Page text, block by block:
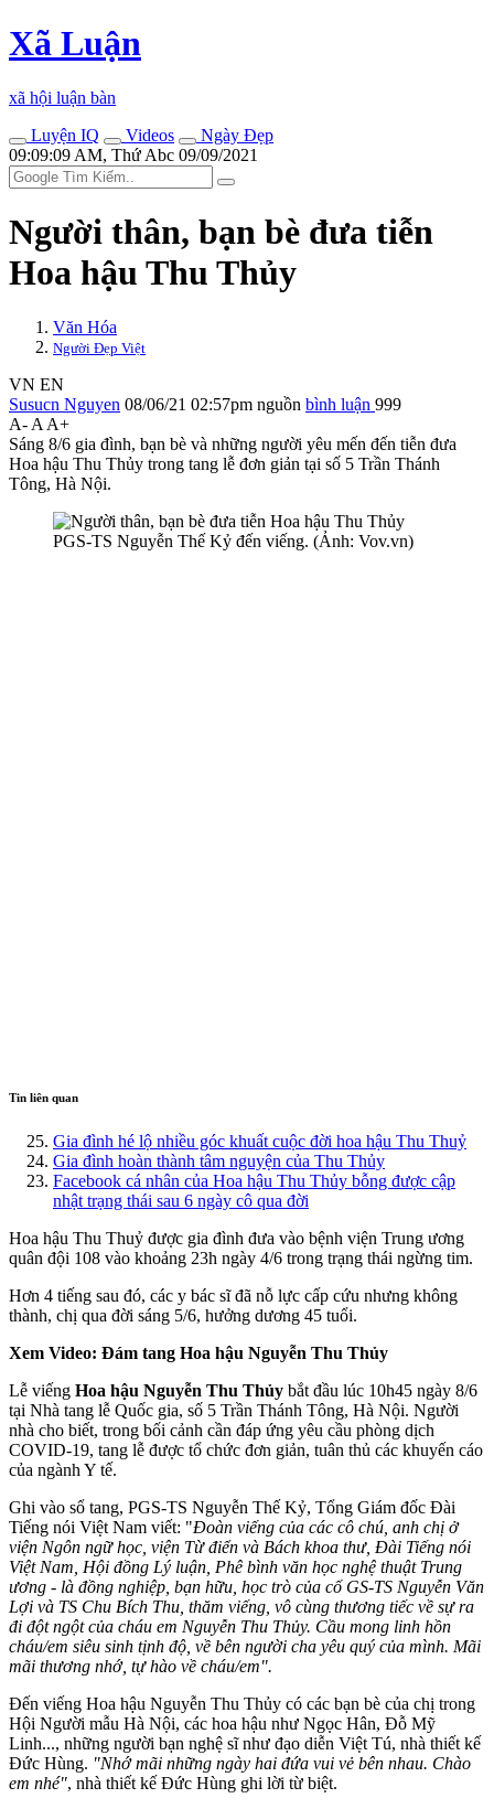
Xã Luận
xã hội luận bàn
Luyện IQ
Videos
Ngày Đẹp
09:09:09 AM, Thứ Abc 09/09/2021
Người thân, bạn bè đưa tiễn
Hoa hậu Thu Thủy
Văn Hóa
Người Đẹp Việt
VN EN
Susucn Nguyen 08/06/21 02:57pm nguồn bình luận 999
A- A A+
Sáng 8/6 gia đình, bạn bè và những người yêu mến đến tiễn đưa
Hoa hậu Thu Thủy trong tang lễ đơn giản tại số 5 Trần Thánh
Tông, Hà Nội.
PGS-TS Nguyễn Thế Kỷ đến viếng. (Ảnh: Vov.vn)
Tin liên quan
Gia đình hé lộ nhiều góc khuất cuộc đời hoa hậu Thu Thuỷ
Gia đình hoàn thành tâm nguyện của Thu Thủy
Facebook cá nhân của Hoa hậu Thu Thủy bỗng được cập
nhật trạng thái sau 6 ngày cô qua đời
Hoa hậu Thu Thuỷ được gia đình đưa vào bệnh viện Trung ương
quân đội 108 vào khoảng 23h ngày 4/6 trong trạng thái ngừng tim.
Hơn 4 tiếng sau đó, các y bác sĩ đã nỗ lực cấp cứu nhưng không
thành, chị qua đời sáng 5/6, hưởng dương 45 tuổi.
Xem Video: Đám tang Hoa hậu Nguyễn Thu Thủy
Lễ viếng Hoa hậu Nguyễn Thu Thủy bắt đầu lúc 10h45 ngày 8/6
tại Nhà tang lễ Quốc gia, số 5 Trần Thánh Tông, Hà Nội. Người
nhà cho biết, trong bối cảnh cần đáp ứng yêu cầu phòng dịch
COVID-19, tang lễ được tổ chức đơn giản, tuân thủ các khuyến cáo
của ngành Y tế.
Ghi vào sổ tang, PGS-TS Nguyễn Thế Kỷ, Tổng Giám đốc Đài
Tiếng nói Việt Nam viết: "Đoàn viếng của các cô chú, anh chị ở
viện Ngôn ngữ học, viện Từ điển và Bách khoa thư, Đài Tiếng nói
Việt Nam, Hội đồng Lý luận, Phê bình văn học nghệ thuật Trung
ương - là đồng nghiệp, bạn hữu, học trò của cố GS-TS Nguyễn Văn
Lợi và TS Chu Bích Thu, thăm viếng, vô cùng thương tiếc về sự ra
đi đột ngột của cháu em Nguyễn Thu Thủy. Cầu mong linh hồn
cháu/em siêu sinh tịnh độ, về bên người cha yêu quý của mình. Mãi
mãi thương nhớ, tự hào về cháu/em".
Đến viếng Hoa hậu Nguyễn Thu Thủy có các bạn bè của chị trong
Hội Người mẫu Hà Nội, các hoa hậu như Ngọc Hân, Đỗ Mỹ
Linh..., những người bạn nghệ sĩ như đạo diễn Việt Tú, nhà thiết kế
Đức Hùng. "Nhớ mãi những ngày hai đứa vui vẻ bên nhau. Chào
em nhé", nhà thiết kế Đức Hùng ghi lời từ biệt.